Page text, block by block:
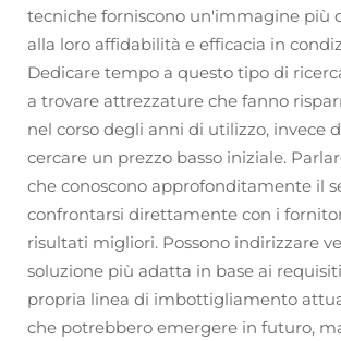
tecniche forniscono un'immagine più
alla loro affidabilità e efficacia in
Dedicare tempo a questo tipo di
a trovare attrezzature che fanno
nel corso degli anni di utilizzo, invece
cercare un prezzo basso iniziale.
che conoscono approfonditamente il
confrontarsi direttamente con i
risultati migliori. Possono indirizzare
soluzione più adatta in base ai
propria linea di imbottigliamento
che potrebbero emergere in futuro,